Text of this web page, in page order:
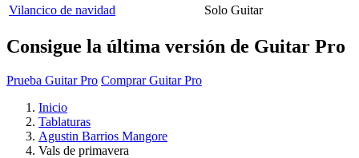
Vilancico de navidad
Solo Guitar
Consigue la última versión de Guitar Pro
Prueba Guitar Pro Comprar Guitar Pro
Inicio
Tablaturas
Agustin Barrios Mangore
Vals de primavera